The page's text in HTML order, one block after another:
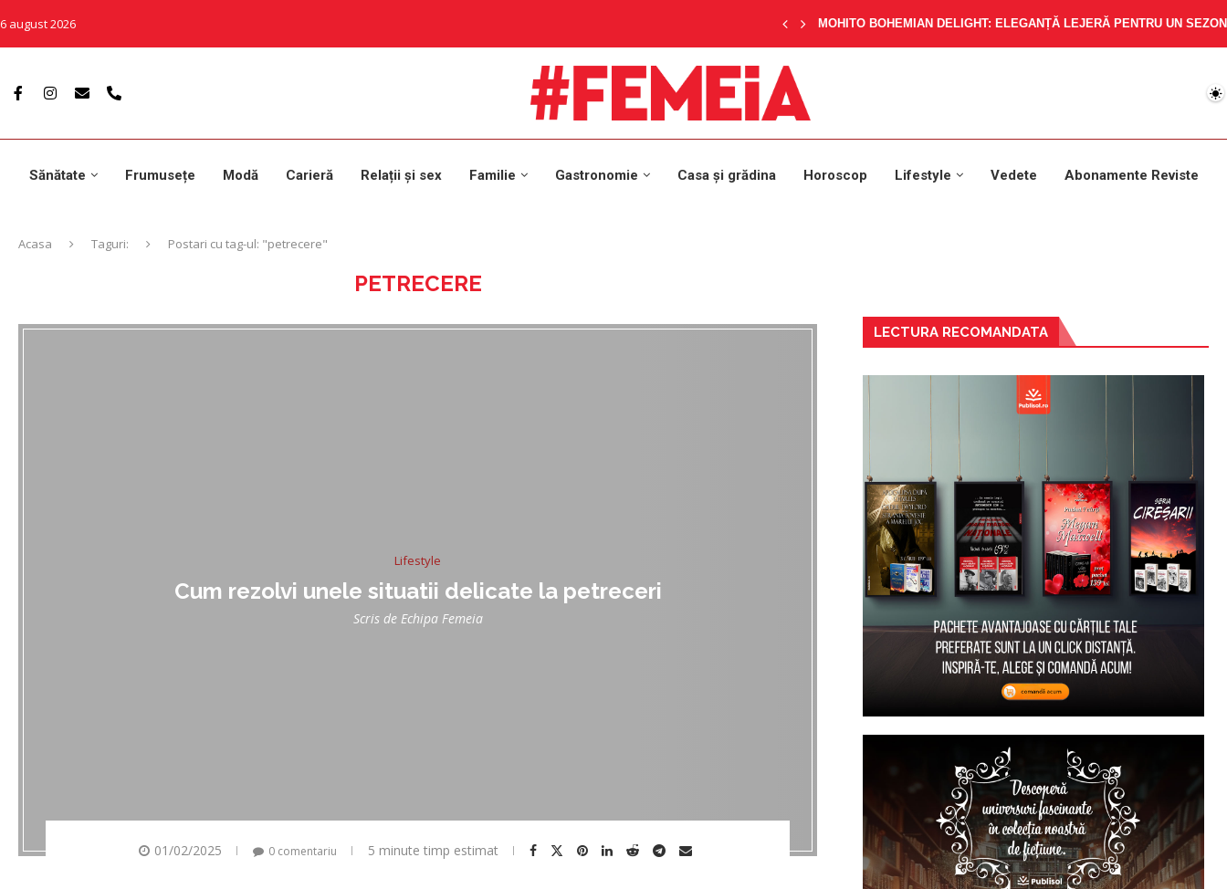
6 august 2026 MOHITO BOHEMIAN DELIGHT: ELEGANȚĂ LEJERĂ PENTRU UN
Sănătate Frumusețe Modă Carieră Relații și sex Familie Gastronomie Casa și grădina Horoscop Lifestyle Vedete Abonamente Reviste
Acasa Taguri: Postari cu tag-ul: "petrecere"
PETRECERE
Lifestyle
Cum rezolvi unele situatii delicate la petreceri
Scris de Echipa Femeia
01/02/2025 0 comentariu 5 minute timp estimat
LECTURA RECOMANDATA